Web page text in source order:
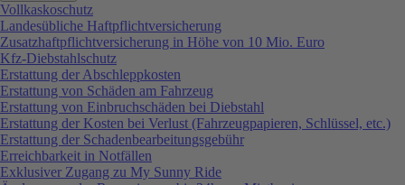
Vollkaskoschutz
Landesübliche Haftpflichtversicherung
Zusatzhaftpflichtversicherung in Höhe von 10 Mio. Euro
Kfz-Diebstahlschutz
Erstattung der Abschleppkosten
Erstattung von Schäden am Fahrzeug
Erstattung von Einbruchschäden bei Diebstahl
Erstattung der Kosten bei Verlust (Fahrzeugpapieren, Schlüssel, etc.)
Erstattung der Schadenbearbeitungsgebühr
Erreichbarkeit in Notfällen
Exklusiver Zugang zu My Sunny Ride